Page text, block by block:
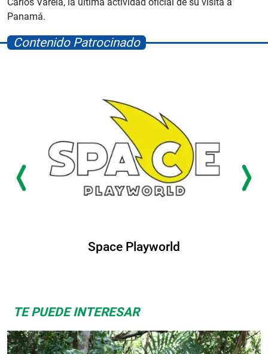
Panamá.
Contenido Patrocinado
Albrook Bowling
TE PUEDE INTERESAR